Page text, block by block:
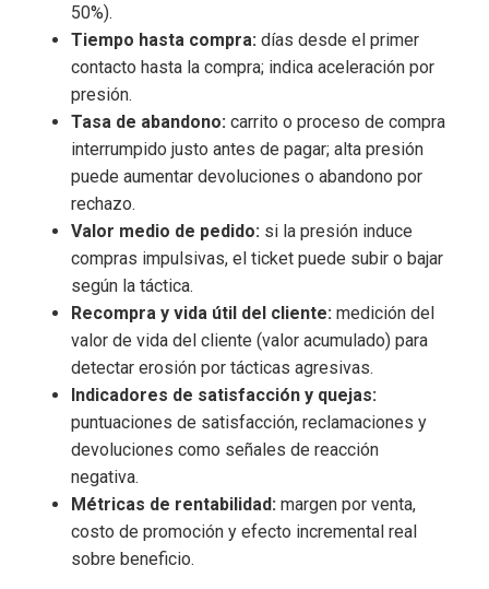
50%).
Tiempo hasta compra: días desde el primer
contacto hasta la compra; indica aceleración por
presión.
Tasa de abandono: carrito o proceso de compra
interrumpido justo antes de pagar; alta presión
puede aumentar devoluciones o abandono por
rechazo.
Valor medio de pedido: si la presión induce
compras impulsivas, el ticket puede subir o bajar
según la táctica.
Recompra y vida útil del cliente: medición del
valor de vida del cliente (valor acumulado) para
detectar erosión por tácticas agresivas.
Indicadores de satisfacción y quejas:
puntuaciones de satisfacción, reclamaciones y
devoluciones como señales de reacción
negativa.
Métricas de rentabilidad: margen por venta,
costo de promoción y efecto incremental real
sobre beneficio.